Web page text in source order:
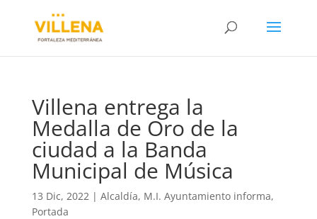
Villena entrega la
Medalla de Oro de la
ciudad a la Banda
Municipal de Música
13 Dic, 2022| Alcaldía, M.I. Ayuntamiento informa,
Portada